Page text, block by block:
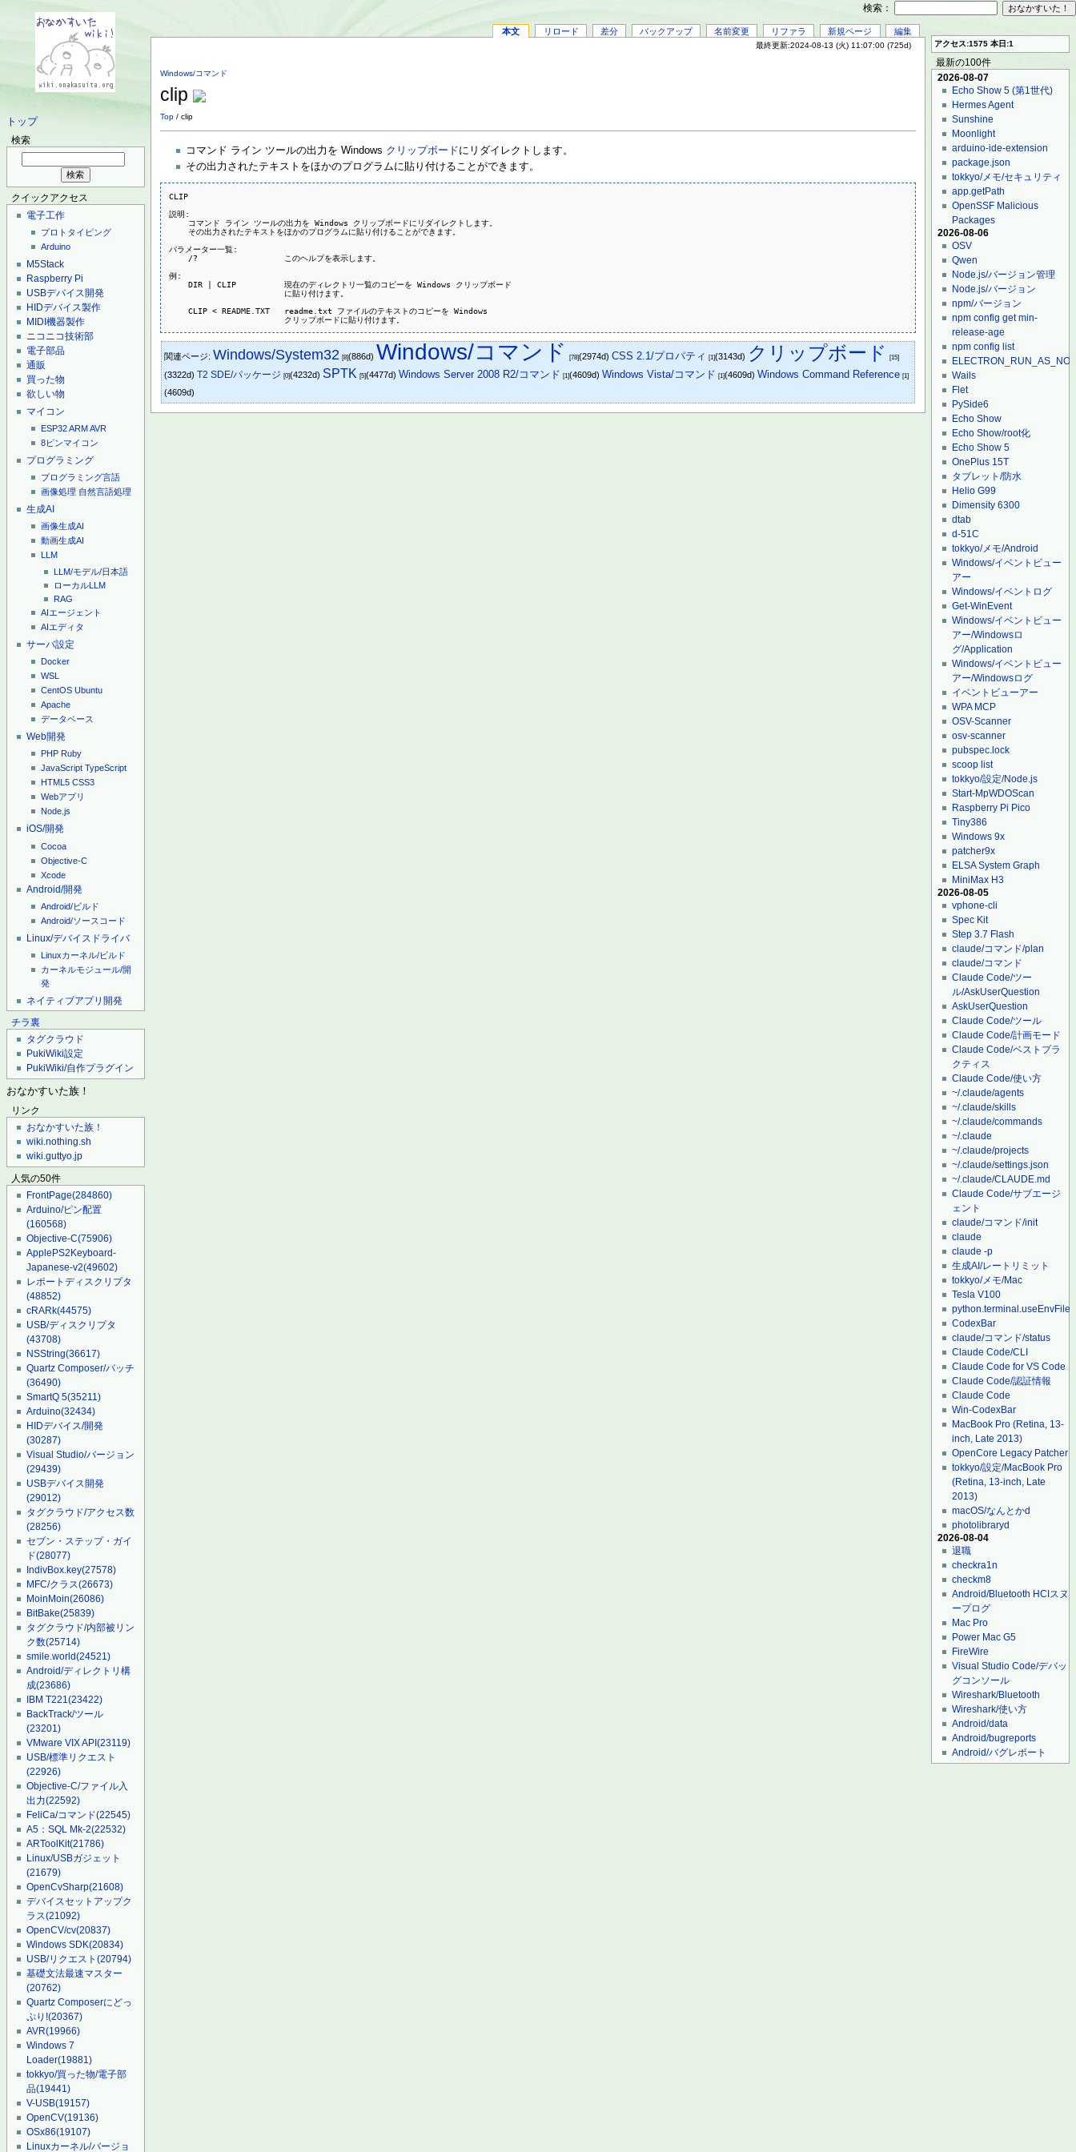
トップ
検索
クイックアクセス
電子工作
プロトタイピング
Arduino
M5Stack
Raspberry Pi
USBデバイス開発
HIDデバイス製作
MIDI機器製作
ニコニコ技術部
電子部品
通販
買った物
欲しい物
マイコン
ESP32ARMAVR
8ピンマイコン
プログラミング
プログラミング言語
画像処理 自然言語処理
生成AI
画像生成AI
動画生成AI
LLM
LLM/モデル/日本語
ローカルLLM
RAG
AIエージェント
AIエディタ
サーバ設定
Docker
WSL
CentOS Ubuntu
Apache
データベース
Web開発
PHP Ruby
JavaScript TypeScript
HTML5 CSS3
Webアプリ
Node.js
iOS/開発
Cocoa
Objective-C
Xcode
Android/開発
Android/ビルド
Android/ソースコード
Linux/デバイスドライバ
Linuxカーネル/ビルド
カーネルモジュール/開
発
ネイティブアプリ開発
チラ裏
タグクラウド
PukiWiki設定
PukiWiki/自作プラグイン
おなかすいた族！
リンク
おなかすいた族！
wiki.nothing.sh
wiki.guttyo.jp
人気の50件
FrontPage(284860)
Arduino/ピン配置
(160568)
Objective-C(75906)
ApplePS2Keyboard-
Japanese-v2(49602)
レポートディスクリプタ
(48852)
cRARk(44575)
USB/ディスクリプタ
(43708)
NSString(36617)
Quartz Composer/パッチ
(36490)
SmartQ 5(35211)
Arduino(32434)
HIDデバイス/開発
(30287)
Visual Studio/バージョン
(29439)
USBデバイス開発
(29012)
タグクラウド/アクセス数
(28256)
セブン・ステップ・ガイ
ド(28077)
IndivBox.key(27578)
MFC/クラス(26673)
MoinMoin(26086)
BitBake(25839)
タグクラウド/内部被リン
ク数(25714)
smile.world(24521)
Android/ディレクトリ構
成(23686)
IBM T221(23422)
BackTrack/ツール
(23201)
VMware VIX API(23119)
USB/標準リクエスト
(22926)
Objective-C/ファイル入
出力(22592)
FeliCa/コマンド(22545)
A5：SQL Mk-2(22532)
ARToolKit(21786)
Linux/USBガジェット
(21679)
OpenCvSharp(21608)
デバイスセットアップク
ラス(21092)
OpenCV/cv(20837)
Windows SDK(20834)
USB/リクエスト(20794)
基礎文法最速マスター
(20762)
Quartz Composerにどっ
ぷり!(20367)
AVR(19966)
Windows 7
Loader(19881)
tokkyo/買った物/電子部
品(19441)
V-USB(19157)
OpenCV(19136)
OSx86(19107)
Linuxカーネル/バージョ
本文 リロード 差分 バックアップ 名前変更 リファラ 新規ページ 編集
最終更新:2024-08-13 (火) 11:07:00 (725d)
Windows/コマンド
clip
Top / clip
コマンド ライン ツールの出力を Windows クリップボードにリダイレクトします。
その出力されたテキストをほかのプログラムに貼り付けることができます。
CLIP
説明:
    コマンド ライン ツールの出力を Windows クリップボードにリダイレクトします。
    その出力されたテキストをほかのプログラムに貼り付けることができます。
パラメーター一覧:
    /?                  このヘルプを表示します。
例:
    DIR | CLIP          現在のディレクトリ一覧のコピーを Windows クリップボード
                        に貼り付けます。
    CLIP < README.TXT   readme.txt ファイルのテキストのコピーを Windows
関連ページ: Windows/System32 [8](886d) Windows/コマンド [78](2974d)CSS 2.1/プロパティ [1](3143d) クリップボード [15]
(3322d) T2 SDE/パッケージ [0](4232d) SPTK [5](4477d)Windows Server 2008 R2/コマンド [1](4609d)Windows Vista/コマンド [1](4609d)Windows Command Reference [1]
(4609d)
アクセス:1575 本日:1
最新の100件
2026-08-07
Echo Show 5 (第1世代)
Hermes Agent
Sunshine
Moonlight
arduino-ide-extension
package.json
tokkyo/メモ/セキュリティ
app.getPath
OpenSSF Malicious
Packages
2026-08-06
OSV
Qwen
Node.js/バージョン管理
Node.js/バージョン
npm/バージョン
npm config get min-
release-age
npm config list
Wails
Flet
PySide6
Echo Show
Echo Show/root化
Echo Show 5
OnePlus 15T
タブレット/防水
Helio G99
Dimensity 6300
dtab
d-51C
tokkyo/メモ/Android
Windows/イベントビュー
アー
Windows/イベントログ
Get-WinEvent
Windows/イベントビュー
アー/Windowsロ
グ/Application
Windows/イベントビュー
アー/Windowsログ
イベントビューアー
WPA MCP
OSV-Scanner
osv-scanner
pubspec.lock
scoop list
tokkyo/設定/Node.js
Start-MpWDOScan
Raspberry Pi Pico
Tiny386
Windows 9x
patcher9x
ELSA System Graph
MiniMax H3
2026-08-05
vphone-cli
Spec Kit
Step 3.7 Flash
claude/コマンド/plan
claude/コマンド
Claude Code/ツー
ル/AskUserQuestion
AskUserQuestion
Claude Code/ツール
Claude Code/計画モード
Claude Code/ベストプラ
クティス
Claude Code/使い方
~/.claude/agents
~/.claude/skills
~/.claude/commands
~/.claude
~/.claude/projects
~/.claude/settings.json
~/.claude/CLAUDE.md
Claude Code/サブエージ
ェント
claude/コマンド/init
claude
claude -p
生成AI/レートリミット
tokkyo/メモ/Mac
Tesla V100
python.terminal.useEnvFile
CodexBar
claude/コマンド/status
Claude Code/CLI
Claude Code for VS Code
Claude Code/認証情報
Claude Code
Win-CodexBar
MacBook Pro (Retina, 13-
inch, Late 2013)
OpenCore Legacy Patcher
tokkyo/設定/MacBook Pro
(Retina, 13-inch, Late
2013)
macOS/なんとかd
photolibraryd
2026-08-04
退職
checkra1n
checkm8
Android/Bluetooth HCIスヌ
ープログ
Mac Pro
Power Mac G5
FireWire
Visual Studio Code/デバッ
グコンソール
Wireshark/Bluetooth
Wireshark/使い方
Android/data
Android/bugreports
Android/バグレポート
検索：